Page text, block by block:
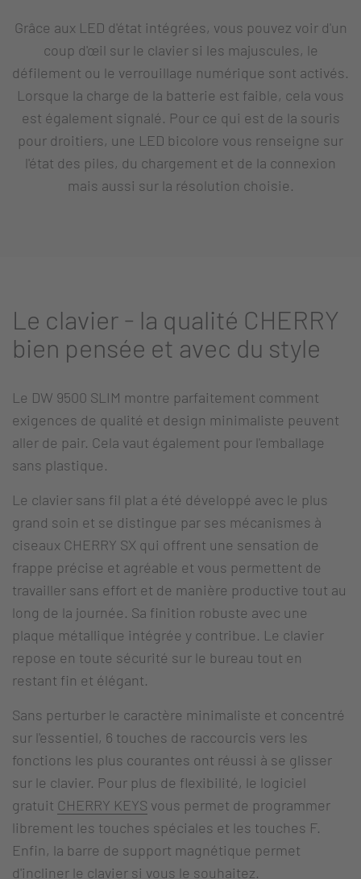
Grâce aux LED d'état intégrées, vous pouvez voir d'un
coup d'œil sur le clavier si les majuscules, le
défilement ou le verrouillage numérique sont activés.
Lorsque la charge de la batterie est faible, cela vous
est également signalé. Pour ce qui est de la souris
pour droitiers, une LED bicolore vous renseigne sur
l'état des piles, du chargement et de la connexion
mais aussi sur la résolution choisie.
Le clavier - la qualité CHERRY
bien pensée et avec du style
Le DW 9500 SLIM montre parfaitement comment
exigences de qualité et design minimaliste peuvent
aller de pair. Cela vaut également pour l'emballage
sans plastique.
Le clavier sans fil plat a été développé avec le plus
grand soin et se distingue par ses mécanismes à
ciseaux CHERRY SX qui offrent une sensation de
frappe précise et agréable et vous permettent de
travailler sans effort et de manière productive tout au
long de la journée. Sa finition robuste avec une
plaque métallique intégrée y contribue. Le clavier
repose en toute sécurité sur le bureau tout en
restant fin et élégant.
Sans perturber le caractère minimaliste et concentré
sur l'essentiel, 6 touches de raccourcis vers les
fonctions les plus courantes ont réussi à se glisser
sur le clavier. Pour plus de flexibilité, le logiciel
gratuit CHERRY KEYS vous permet de programmer
librement les touches spéciales et les touches F.
Enfin, la barre de support magnétique permet
d'incliner le clavier si vous le souhaitez.